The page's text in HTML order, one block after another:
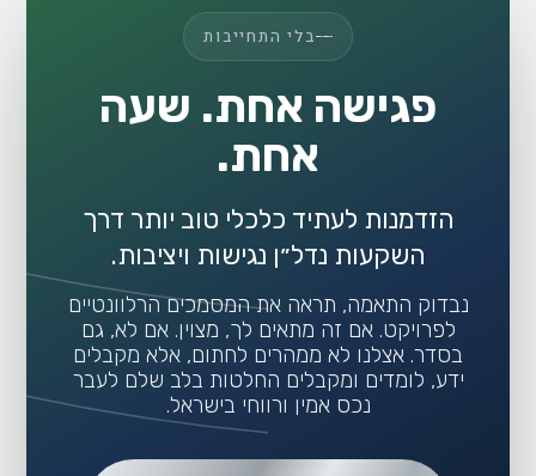
בלי התחייבות
פגישה אחת. שעה
אחת.
הזדמנות לעתיד כלכלי טוב יותר דרך
השקעות נדל״ן נגישות ויציבות.
נבדוק התאמה, תראה את המסמכים הרלוונטיים
לפרויקט. אם זה מתאים לך, מצוין. אם לא, גם
בסדר. אצלנו לא ממהרים לחתום, אלא מקבלים
ידע, לומדים ומקבלים החלטות בלב שלם לעבר
נכס אמין ורווחי בישראל.